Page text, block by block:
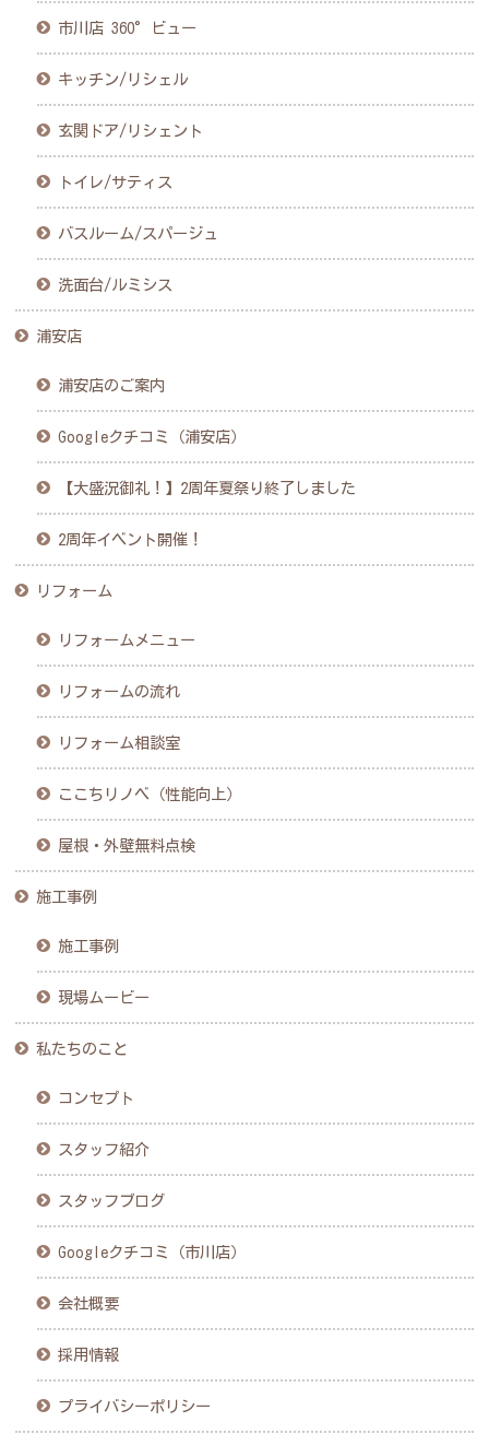
市川店 360°ビュー
キッチン/リシェル
玄関ドア/リシェント
トイレ/サティス
バスルーム/スパージュ
洗面台/ルミシス
浦安店
浦安店のご案内
Googleクチコミ（浦安店）
【大盛況御礼！】2周年夏祭り終了しました
2周年イベント開催！
リフォーム
リフォームメニュー
リフォームの流れ
リフォーム相談室
ここちリノベ（性能向上）
屋根・外壁無料点検
施工事例
施工事例
現場ムービー
私たちのこと
コンセプト
スタッフ紹介
スタッフブログ
Googleクチコミ（市川店）
会社概要
採用情報
プライバシーポリシー